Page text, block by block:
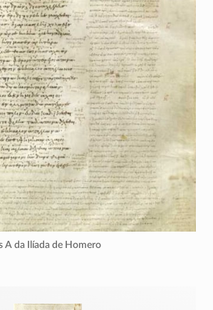
A da Ilíada de Homero